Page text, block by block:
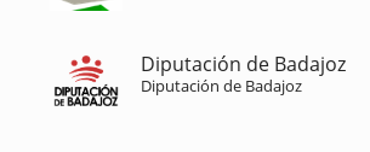
Diputación de Badajoz
Diputación de Badajoz